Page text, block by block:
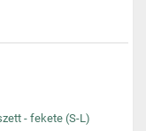
- fekete (S-L)